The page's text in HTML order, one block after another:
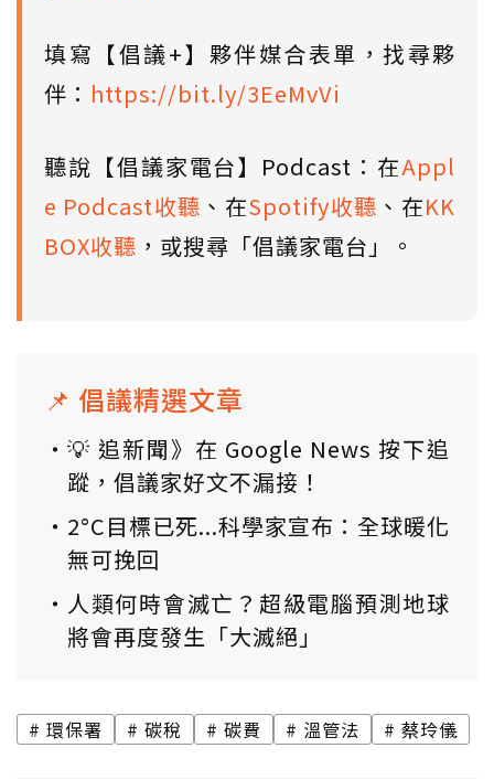
填寫【倡議+】夥伴媒合表單，找尋夥
伴： https://bit.ly/3EeMvVi
聽說【倡議家電台】Podcast：在Appl
e Podcast收聽 、在Spotify收聽 、在KK
BOX收聽 ，或搜尋「倡議家電台」。
📌 倡議精選文章
💡 追新聞》在 Google News 按下追
蹤，倡議家好文不漏接！
2°C目標已死...科學家宣布：全球暖化
無可挽回
人類何時會滅亡？超級電腦預測地球
將會再度發生「大滅絕」
環保署 碳稅 碳費 溫管法 蔡玲儀